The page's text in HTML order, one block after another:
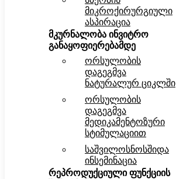
მიკროქირურგიული
ასპირაცია
მკურნალობა ინვიტრო
განაყოფიერებამდე
ორსულობის
დაგეგმვა
ნატურალურ ციკლში
ორსულობის
დაგეგმვა
მედიკამენტოზური
სტიმულაციით
საშვილოსნოსშიდა
ინსემინაცია
რეპროდუქციული ფუნქციის